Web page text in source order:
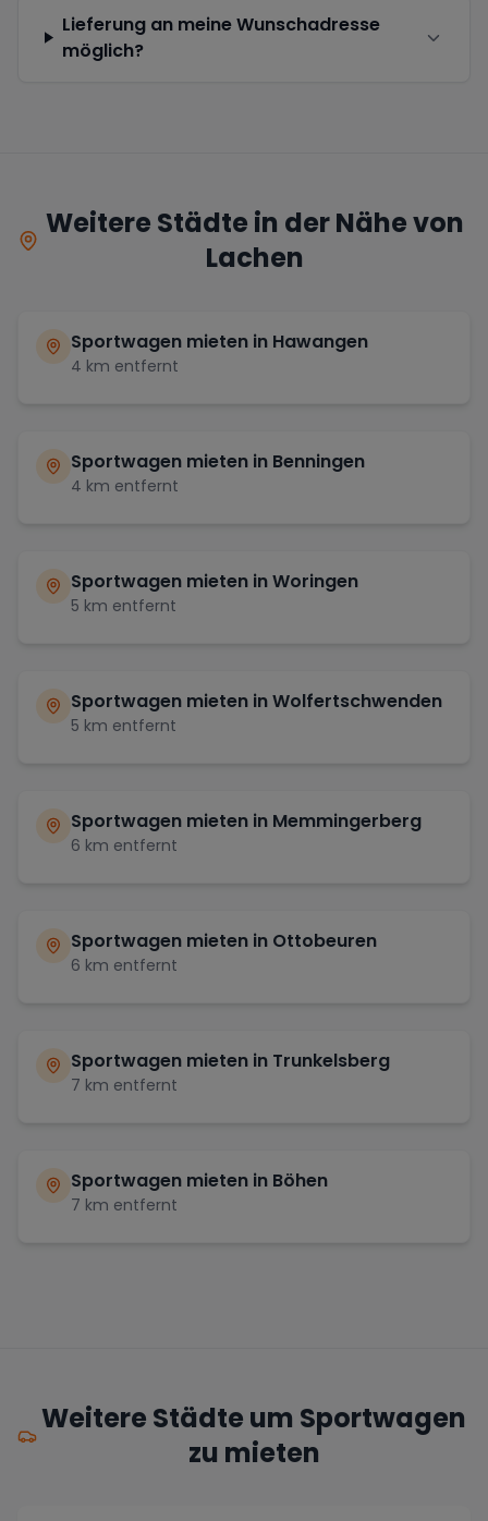
Lieferung an meine Wunschadresse
möglich?
Weitere Städte in der Nähe von
Lachen
Sportwagen mieten in Hawangen
4 km entfernt
Sportwagen mieten in Benningen
4 km entfernt
Sportwagen mieten inWoringen
5 km entfernt
Sportwagen mieten inWolfertschwenden
5 km entfernt
Sportwagen mieten in Memmingerberg
6 km entfernt
Sportwagen mieten in Ottobeuren
6 km entfernt
Sportwagen mieten in Trunkelsberg
7 km entfernt
Sportwagen mieten in Böhen
7 km entfernt
Weitere Städte um Sportwagen
zu mieten